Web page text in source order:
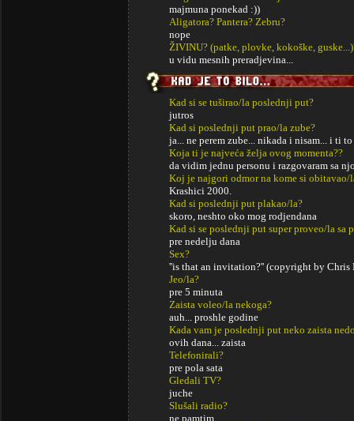
majmuna ponekad :))
Aligatora? Pantera? Zebru?
nope
ŽIVINU? (patke, plovke, kokoške,
u vidu mesnih preradjevina...
Kad si se tuširao/la poslednji put?
jutros
Kad si poslednji put prao/la zube?
ja... ne perem zube... nikada i nisam... i ti
Koja ti je najveća želja ovog momenta??
da vidim jednu personu i razgovaram sa
Koj je najgori odmor na kome si obitavao/
Krashici 2000.
Kad si poslednji put plakao/la?
skoro, neshto oko mog rodjendana
Kad si se poslednji put super proveo/la sa
pre nedelju dana
Sex?
''is that an invitation?'' (copyright by Chris
Jeo/la?
pre 5 minuta
Zaista voleo/la nekoga?
auh... proshle godine
Kada vam je poslednji put neko zaista
ovih dana... zaista
Telefonirali?
pre pola sata
Gledali TV?
juche
Slušali radio?
ne pamtim